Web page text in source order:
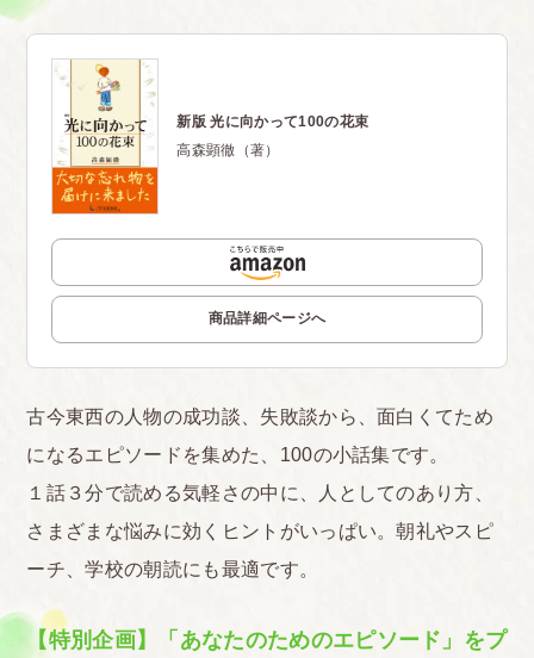
新版 光に向かって100の花束
高森顕徹（著）
商品詳細ページへ
古今東西の人物の成功談、失敗談から、面白くてため
になるエピソードを集めた、100の小話集です。
１話３分で読める気軽さの中に、人としてのあり方、
さまざまな悩みに効くヒントがいっぱい。朝礼やスピ
ーチ、学校の朝読にも最適です。
【特別企画】「あなたのためのエピソード」をプ